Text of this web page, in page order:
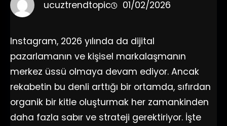
ucuztrendtopic 01/02/2026
Instagram, 2026 yılında da dijital
pazarlamanın ve kişisel markalaşmanın
merkez üssü olmaya devam ediyor. Ancak
rekabetin bu denli arttığı bir ortamda, sıfırdan
organik bir kitle oluşturmak her zamankinden
daha fazla sabır ve strateji gerektiriyor. İşte